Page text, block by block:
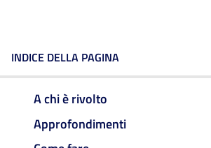
INDICE DELLA PAGINA
A chi è rivolto
Approfondimenti